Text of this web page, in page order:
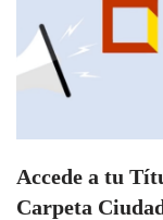
Accede a tu
Carpeta